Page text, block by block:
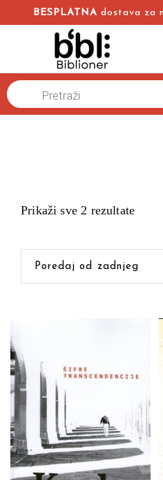
BESPLATNA dostava za
Naslovna
Products
search
Prikaži sve 2 rezultate
Poredaj od zadnjeg